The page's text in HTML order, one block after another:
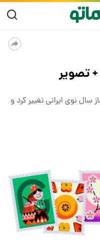
تصویر
در آستانه نوروز ۱۴۰۴ و آغاز سال نوی ایرانی تغییر کرد و